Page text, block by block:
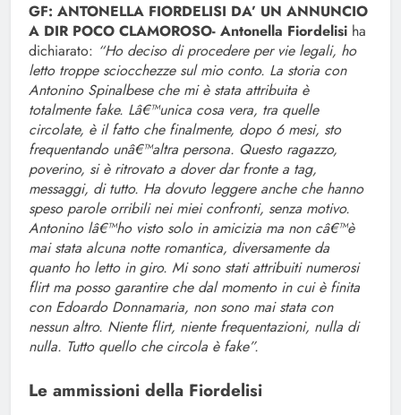
GF: ANTONELLA FIORDELISI DA’ UN ANNUNCIO
A DIR POCO CLAMOROSO- Antonella Fiordelisi ha
dichiarato: “Ho deciso di procedere per vie legali, ho
letto troppe sciocchezze sul mio conto. La storia con
Antonino Spinalbese che mi è stata attribuita è
totalmente fake. Lâ€™unica cosa vera, tra quelle
circolate, è il fatto che finalmente, dopo 6 mesi, sto
frequentando unâ€™altra persona. Questo ragazzo,
poverino, si è ritrovato a dover dar fronte a tag,
messaggi, di tutto. Ha dovuto leggere anche che hanno
speso parole orribili nei miei confronti, senza motivo.
Antonino lâ€™ho visto solo in amicizia ma non câ€™è
mai stata alcuna notte romantica, diversamente da
quanto ho letto in giro. Mi sono stati attribuiti numerosi
flirt ma posso garantire che dal momento in cui è finita
con Edoardo Donnamaria, non sono mai stata con
nessun altro. Niente flirt, niente frequentazioni, nulla di
nulla. Tutto quello che circola è fake”.
Le ammissioni della Fiordelisi